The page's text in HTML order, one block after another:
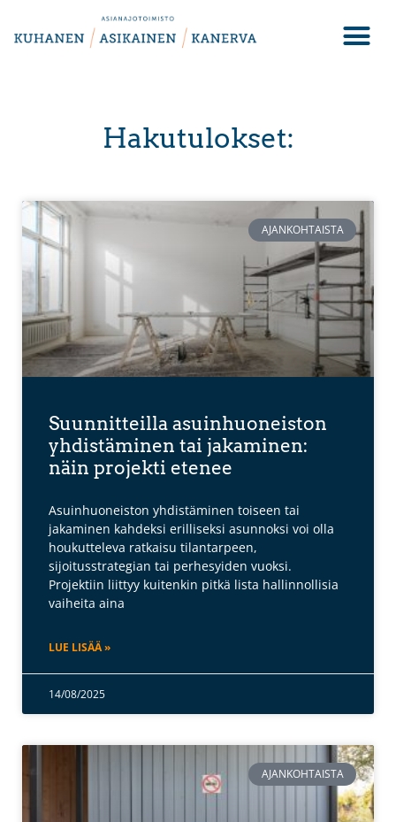
Hakutulokset:
AJANKOHTAISTA
Suunnitteilla asuinhuoneiston
yhdistäminen tai jakaminen:
näin projekti etenee
Asuinhuoneiston yhdistäminen toiseen tai
jakaminen kahdeksi erilliseksi asunnoksi voi olla
houkutteleva ratkaisu tilantarpeen,
sijoitusstrategian tai perhesyiden vuoksi.
Projektiin liittyy kuitenkin pitkä lista hallinnollisia
vaiheita aina
LUE LISÄÄ »
14/08/2025
AJANKOHTAISTA